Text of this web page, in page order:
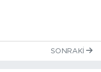
SONRAKI